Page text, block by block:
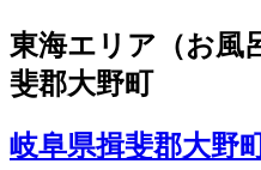
東海エリア（お風
斐郡大野町
岐阜県揖斐郡大野